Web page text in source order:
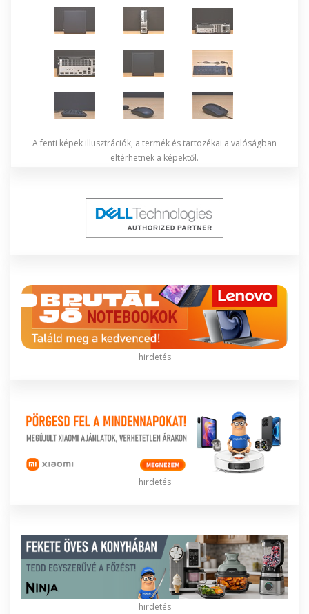
A fenti képek illusztrációk, a termék és tartozékai a valóságban
eltérhetnek a képektől.
hirdetés
hirdetés
hirdetés